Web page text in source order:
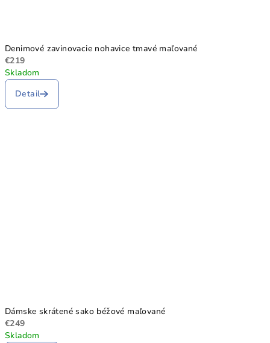
Denimové zavinovacie nohavice tmavé maľované
€219
Skladom
Detail
Dámske skrátené sako béžové maľované
€249
Skladom